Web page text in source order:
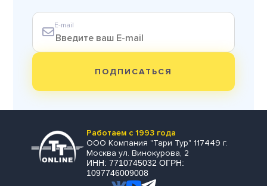
E-mail
ПОДПИСАТЬСЯ
Работаем с 1993 года
ООО Компания "Тари Тур" 117449 г.
Москва ул. Винокурова, 2
ИНН: 7710745032 ОГРН:
1097746009008